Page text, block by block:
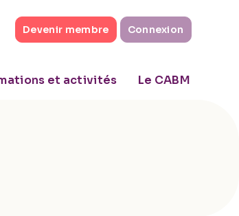
Devenir membre Connexion
et activités Le CABM